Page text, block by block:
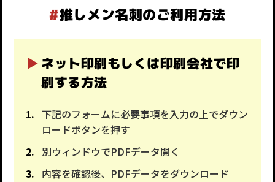
#推しメン名刺のご利用方法
ネット印刷もしくは印刷会社で印
刷する方法
下記のフォームに必要事項を入力の上でダウン
ロードボタンを押す
別ウィンドウでPDFデータ開く
内容を確認後、PDFデータをダウンロード